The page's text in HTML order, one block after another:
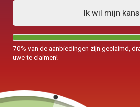
Ik wil mijn
70% van de aanbiedingen zijn geclaimd,
uwe te claimen!